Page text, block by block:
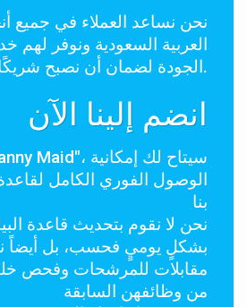
نحن نساعد العملاء في جميع
العربية السعودية ونوفر لهم
الجودة لضمان أن نصبح شريكًا عائليًا موثوقًا به.
انضم إلينا الآن
الوصول الفوري الكامل
بنا
بشكلٍ يوميٍ فحسب، بل أيضاً
مقابلات للمرشحات وفحص
من وظائفهن السابقة